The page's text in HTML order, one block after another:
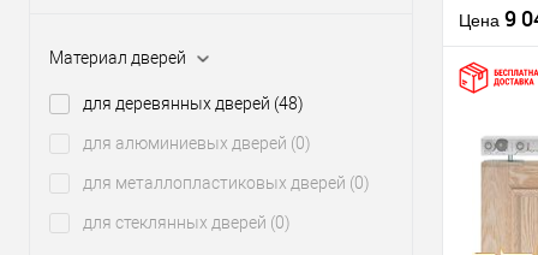
Материал дверей
для деревянных дверей (48)
для алюминиевых дверей (0)
для металлопластиковых дверей (0)
для стеклянных дверей (0)
Материал
системы
весом до
Цена 9
клик
В